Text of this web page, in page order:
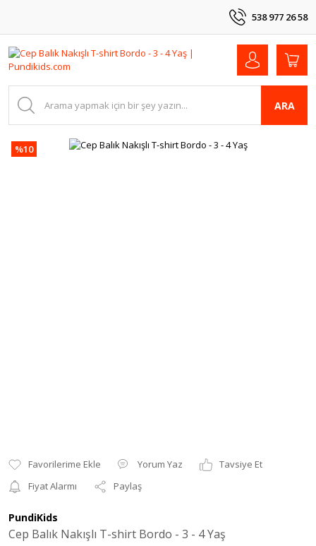
538 977 26 58
ARA
%10
Yorum Yaz
Tavsiye Et
Fiyat Alarmı
Paylaş
PundiKids
Cep Balık Nakışlı T-shirt Bordo - 3 - 4 Yaş